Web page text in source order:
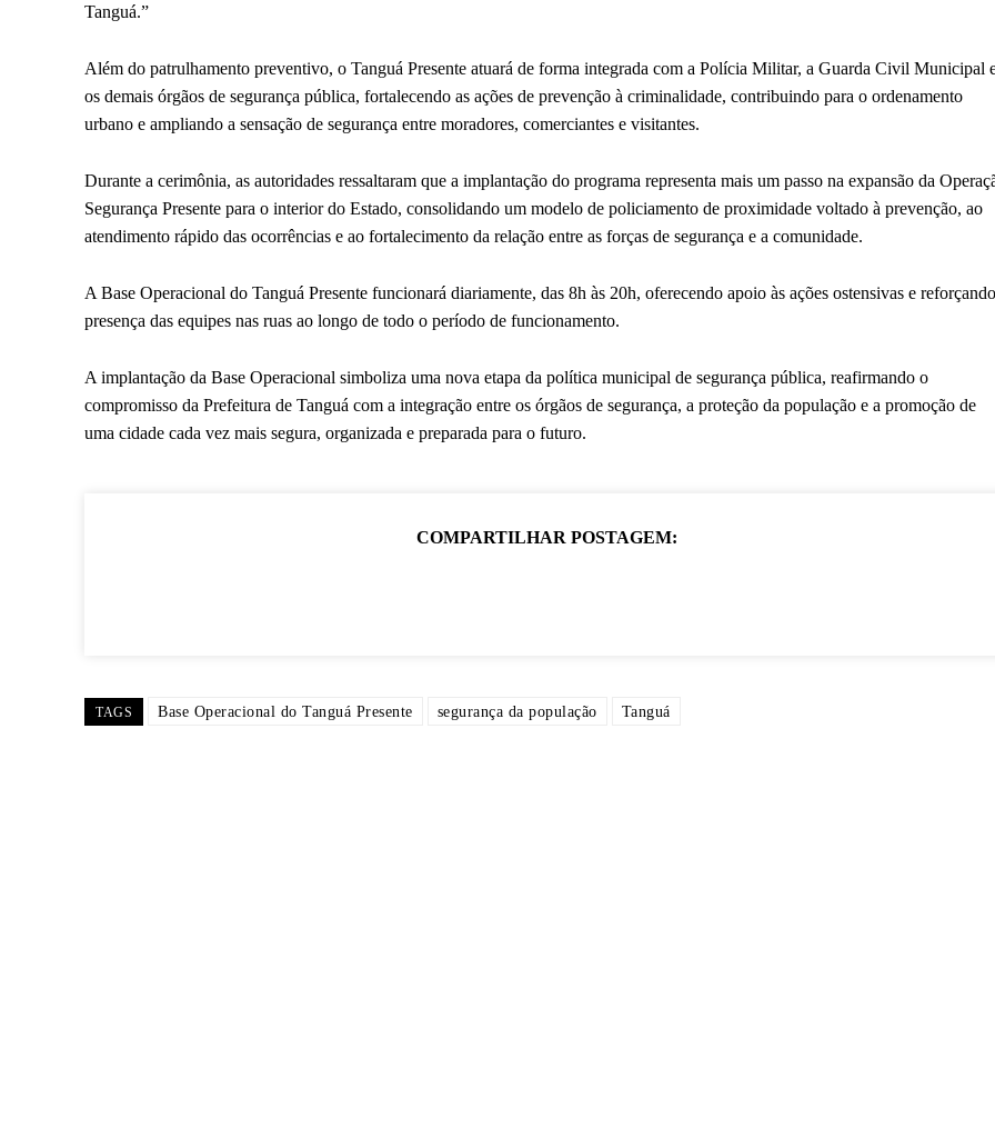
Tanguá.”
Além do patrulhamento preventivo, o Tanguá Presente atuará de forma integrada com a Polícia Militar, a Guarda Civil Municipal
os demais órgãos de segurança pública, fortalecendo as ações de prevenção à criminalidade, contribuindo para o ordenamento
urbano e ampliando a sensação de segurança entre moradores, comerciantes e visitantes.
Durante a cerimônia, as autoridades ressaltaram que a implantação do programa representa mais um passo na expansão da
Segurança Presente para o interior do Estado, consolidando um modelo de policiamento de proximidade voltado à prevenção, ao
atendimento rápido das ocorrências e ao fortalecimento da relação entre as forças de segurança e a comunidade.
A Base Operacional do Tanguá Presente funcionará diariamente, das 8h às 20h, oferecendo apoio às ações ostensivas e
presença das equipes nas ruas ao longo de todo o período de funcionamento.
A implantação da Base Operacional simboliza uma nova etapa da política municipal de segurança pública, reafirmando o
compromisso da Prefeitura de Tanguá com a integração entre os órgãos de segurança, a proteção da população e a promoção de
uma cidade cada vez mais segura, organizada e preparada para o futuro.
COMPARTILHAR POSTAGEM:
TAGS Base Operacional do Tanguá Presente segurança da população Tanguá